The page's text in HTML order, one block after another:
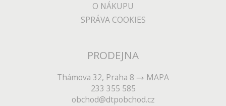
O NÁKUPU
SPRÁVA COOKIES
PRODEJNA
Thámova 32, Praha 8
MAPA
233 355 585
obchod@dtpobchod.cz